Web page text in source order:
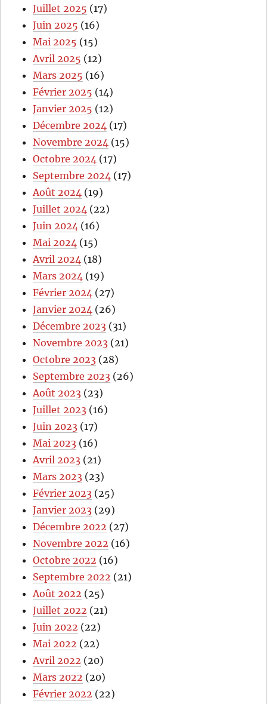
Juillet 2025 (17)
Juin 2025 (16)
Mai 2025 (15)
Avril 2025 (12)
Mars 2025 (16)
Février 2025 (14)
Janvier 2025 (12)
Décembre 2024 (17)
Novembre 2024 (15)
Octobre 2024 (17)
Septembre 2024 (17)
Août 2024 (19)
Juillet 2024 (22)
Juin 2024 (16)
Mai 2024 (15)
Avril 2024 (18)
Mars 2024 (19)
Février 2024 (27)
Janvier 2024 (26)
Décembre 2023 (31)
Novembre 2023 (21)
Octobre 2023 (28)
Septembre 2023 (26)
Août 2023 (23)
Juillet 2023 (16)
Juin 2023 (17)
Mai 2023 (16)
Avril 2023 (21)
Mars 2023 (23)
Février 2023 (25)
Janvier 2023 (29)
Décembre 2022 (27)
Novembre 2022 (16)
Octobre 2022 (16)
Septembre 2022 (21)
Août 2022 (25)
Juillet 2022 (21)
Juin 2022 (22)
Mai 2022 (22)
Avril 2022 (20)
Mars 2022 (20)
Février 2022 (22)